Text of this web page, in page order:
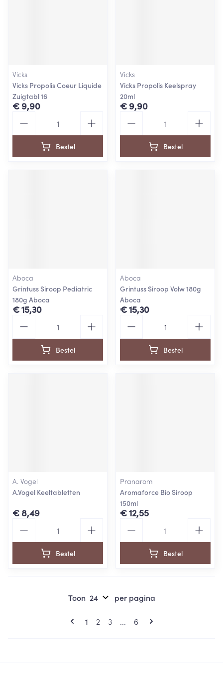
Vicks
Vicks Propolis Coeur Liquide
Zuigtabl 16
€ 9,90
Bestel
Vicks
Vicks Propolis Keelspray
20ml
€ 9,90
Bestel
Aboca
Grintuss Siroop Pediatric
180g Aboca
€ 15,30
Bestel
Aboca
Grintuss Siroop Volw 180g
Aboca
€ 15,30
Bestel
A. Vogel
A.Vogel Keeltabletten
€ 8,49
Bestel
Pranarom
Aromaforce Bio Siroop
150ml
€ 12,55
Bestel
Pagina's
U lees momenteel pagina
1 Pagina
2 Pagina
3 ... Pagina
6
Toon per pagina